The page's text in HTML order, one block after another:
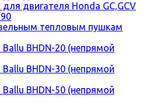
для двигателя Honda GC,GCV
тепловым пушкам
Ballu BHDN-20 (непрямой
Ballu BHDN-30 (непрямой
Ballu BHDN-50 (непрямой